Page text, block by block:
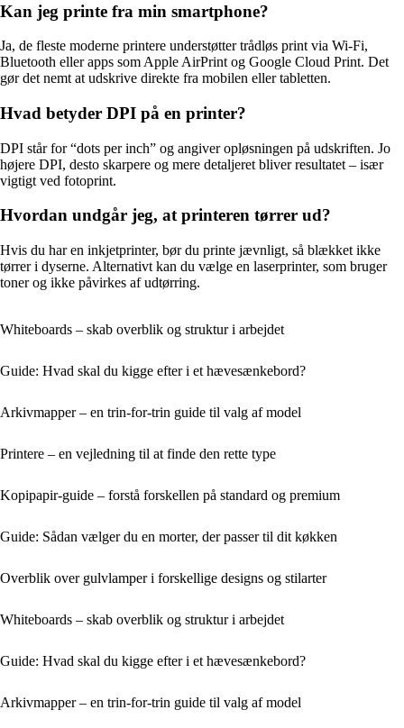
Kan jeg printe fra min smartphone?
Ja, de fleste moderne printere understøtter trådløs print via Wi-Fi,
Bluetooth eller apps som Apple AirPrint og Google Cloud Print. Det
gør det nemt at udskrive direkte fra mobilen eller tabletten.
Hvad betyder DPI på en printer?
DPI står for “dots per inch” og angiver opløsningen på udskriften. Jo
højere DPI, desto skarpere og mere detaljeret bliver resultatet – især
vigtigt ved fotoprint.
Hvordan undgår jeg, at printeren tørrer ud?
Hvis du har en inkjetprinter, bør du printe jævnligt, så blækket ikke
tørrer i dyserne. Alternativt kan du vælge en laserprinter, som bruger
toner og ikke påvirkes af udtørring.
Whiteboards – skab overblik og struktur i arbejdet
Guide: Hvad skal du kigge efter i et hævesænkebord?
Arkivmapper – en trin-for-trin guide til valg af model
Printere – en vejledning til at finde den rette type
Kopipapir-guide – forstå forskellen på standard og premium
Guide: Sådan vælger du en morter, der passer til dit køkken
Overblik over gulvlamper i forskellige designs og stilarter
Whiteboards – skab overblik og struktur i arbejdet
Guide: Hvad skal du kigge efter i et hævesænkebord?
Arkivmapper – en trin-for-trin guide til valg af model